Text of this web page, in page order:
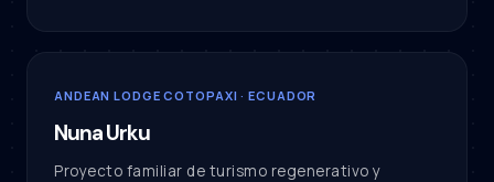
ANDEAN LODGE COTOPAXI · ECUADOR
Nuna Urku
Proyecto familiar de turismo regenerativo y